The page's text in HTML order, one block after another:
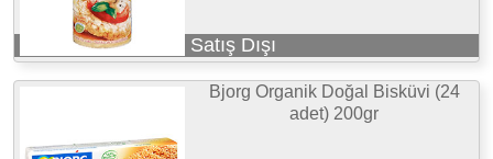
Satış Dışı
Bjorg Organik Doğal Bisküvi (24
adet) 200gr